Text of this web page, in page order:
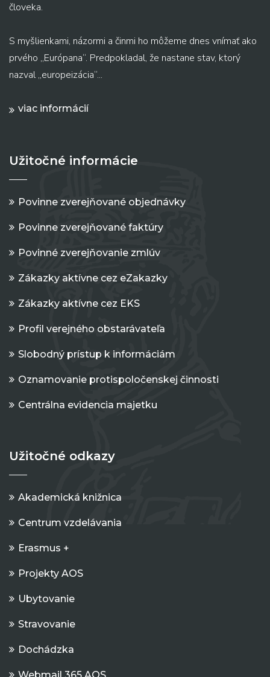
človeka.
S myšlienkami, názormi a činmi ho môžeme dnes vnímať ako
prvého „Európana“. Predpokladal, že nastane stav, ktorý
nazval „europeizácia“...
viac informácií
Užitočné informácie
Povinne zverejňované objednávky
Povinne zverejňované faktúry
Povinné zverejňovanie zmlúv
Zákazky aktívne cez eZakazky
Zákazky aktívne cez EKS
Profil verejného obstarávateľa
Slobodný prístup k informáciám
Oznamovanie protispoločenskej činnosti
Centrálna evidencia majetku
Užitočné odkazy
Akademická knižnica
Centrum vzdelávania
Erasmus +
Projekty AOS
Ubytovanie
Stravovanie
Dochádzka